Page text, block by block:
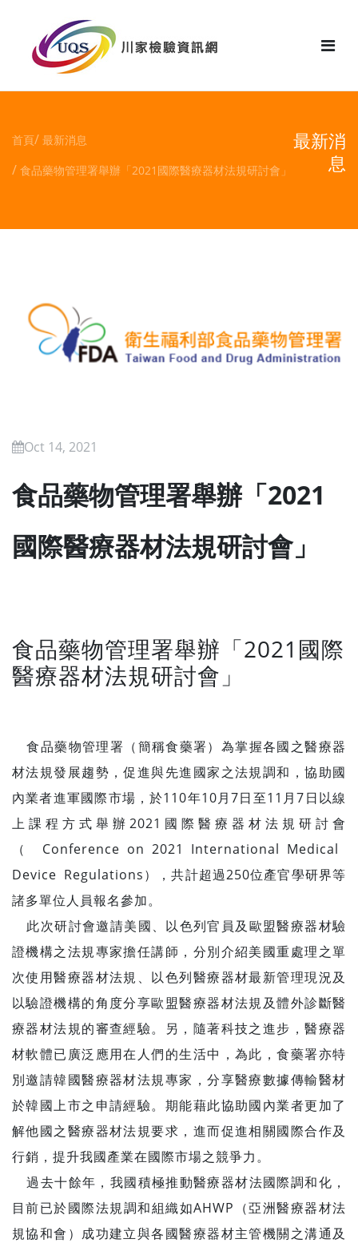
首頁 最新消息
食品藥物管理署舉辦「2021國際醫療器材法規研討會」
最新消
息
Oct 14, 2021
食品藥物管理署舉辦「2021
國際醫療器材法規研討會」
食品藥物管理署舉辦「2021國際
醫療器材法規研討會」
食品藥物管理署（簡稱食藥署）為掌握各國之醫療器
材法規發展趨勢，促進與先進國家之法規調和，協助國
內業者進軍國際市場，於110年10月7日至11月7日以線
上課程方式舉辦2021國際醫療器材法規研討會
（Conference on 2021 International Medical
Device Regulations），共計超過250位產官學研界等
諸多單位人員報名參加。
此次研討會邀請美國、以色列官員及歐盟醫療器材驗
證機構之法規專家擔任講師，分別介紹美國重處理之單
次使用醫療器材法規、以色列醫療器材最新管理現況及
以驗證機構的角度分享歐盟醫療器材法規及體外診斷醫
療器材法規的審查經驗。另，隨著科技之進步，醫療器
材軟體已廣泛應用在人們的生活中，為此，食藥署亦特
別邀請韓國醫療器材法規專家，分享醫療數據傳輸醫材
於韓國上市之申請經驗。期能藉此協助國內業者更加了
解他國之醫療器材法規要求，進而促進相關國際合作及
行銷，提升我國產業在國際市場之競爭力。
過去十餘年，我國積極推動醫療器材法國際調和化，
目前已於國際法規調和組織如AHWP（亞洲醫療器材法
規協和會）成功建立與各國醫療器材主管機關之溝通及